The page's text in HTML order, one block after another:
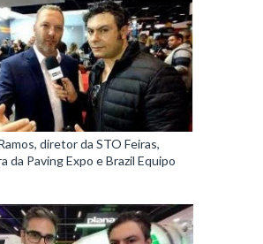
diretor da STO Feiras,
da Paving Expo e Brazil Equipo